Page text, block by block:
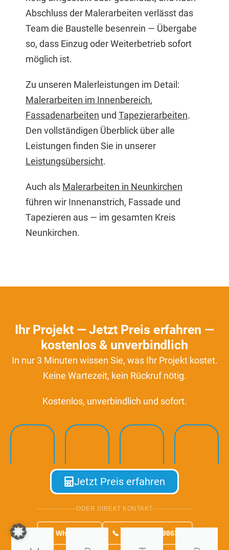
Abschluss der Malerarbeiten verlässt das
Team die Baustelle besenrein — Übergabe
so, dass Einzug oder Weiterbetrieb sofort
möglich ist.
Zu unseren Malerleistungen im Detail:
Malerarbeiten im Innenbereich,
Fassadenarbeiten und Tapezierarbeiten.
Den vollständigen Überblick über alle
Leistungen finden Sie in unserer
Leistungsübersicht.
Auch als Malerarbeiten in Neunkirchen
führen wir Innenanstrich, Fassade und
Tapezieren aus — im gesamten Kreis
Neunkirchen.
Ihr Projekt — Jetzt Preis erfahren —
kostenlos & unverbindlich
In nur 3 Minuten wissen Sie, was Ihr Projekt kostet.
Keine Wartezeit, kein Rückruf nötig.
Kostenlos, unverbindlich und sofort.
Jetzt Preis erfahren
ODER DIREKT KONTAKT
💬 WhatsApp 📞 +49 6821 7498630